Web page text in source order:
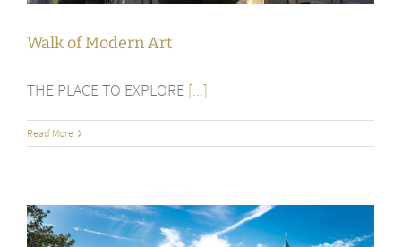
Walk of Modern Art
THE PLACE TO EXPLORE [...]
Read More